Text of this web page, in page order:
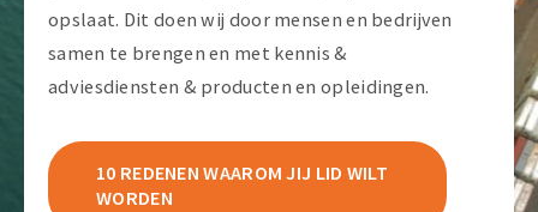
opslaat. Dit doen wij door mensen en bedrijven
samen te brengen en met kennis &
adviesdiensten & producten en opleidingen.
10 REDENEN WAAROM JIJ LID WILT
WORDEN